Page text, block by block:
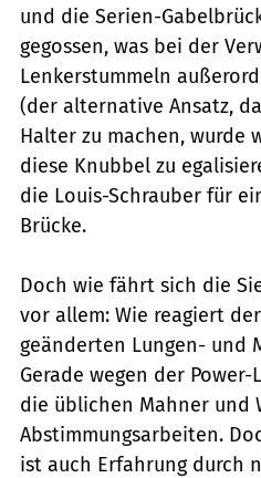
und die Serien-
gegossen, was bei der
Lenkerstummeln
(der alternative Ansatz,
Halter zu machen, wurde
diese Knubbel zu
die Louis-Schrauber für
Brücke.
Doch wie fährt sich die
vor allem: Wie reagiert
geänderten Lungen- und
Gerade wegen der
die üblichen Mahner und
Abstimmungsarbeiten.
ist auch Erfahrung durch